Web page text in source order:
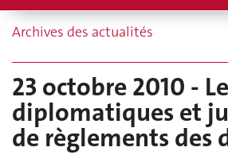
Archives des actualités
23 octobre 2010 -
diplomatiques et
de règlements des